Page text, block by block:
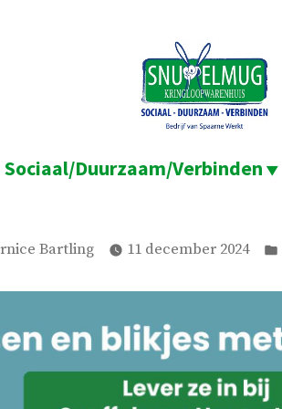
Sociaal/Duurzaam/Verbinden
Bartling 11 december 2024